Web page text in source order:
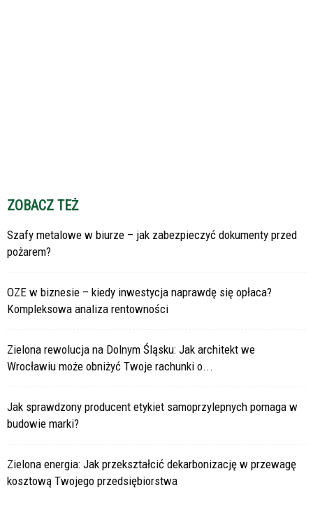
ZOBACZ TEŻ
Szafy metalowe w biurze – jak zabezpieczyć dokumenty przed
pożarem?
OZE w biznesie – kiedy inwestycja naprawdę się opłaca?
Kompleksowa analiza rentowności
Zielona rewolucja na Dolnym Śląsku: Jak architekt we
Wrocławiu może obniżyć Twoje rachunki o...
Jak sprawdzony producent etykiet samoprzylepnych pomaga w
budowie marki?
Zielona energia: Jak przekształcić dekarbonizację w przewagę
kosztową Twojego przedsiębiorstwa